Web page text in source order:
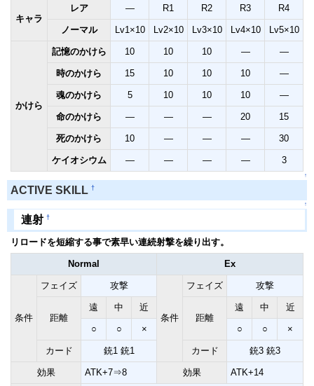
キャラ
レア ― R1 R2 R3 R4
ノーマル Lv1×10 Lv2×10 Lv3×10 Lv4×10 Lv5×10
かけら
記憶のかけら 10 10 10 ― ―
時のかけら 15 10 10 10 ―
魂のかけら 5 10 10 10 ―
命のかけら ― ― ― 20 15
死のかけら 10 ― ― ― 30
ケイオシウム ― ― ― ― 3
↑
ACTIVE SKILL †
↑
連射 †
リロードを短縮する事で素早い連続射撃を繰り出す。
Normal Ex
条件
フェイズ 攻撃
条件
フェイズ 攻撃
距離
遠 中
近
距離
遠 中 近
○ ○ × ○ ○ ×
カード 銃1 銃1 カード 銃3 銃3
効果 ATK+7⇒8 効果 ATK+14